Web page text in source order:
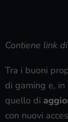
Contiene link
Tra i buoni
di gaming e, in
quello di
con nuovi